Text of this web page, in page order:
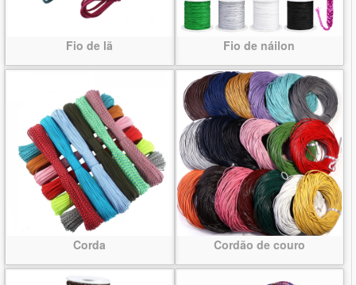
Fio de lã Fio de náilon
Corda Cordão de couro